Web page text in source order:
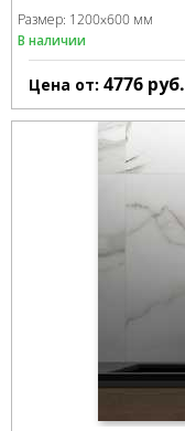
Размер: 1200x600 мм
В наличии
Цена от: 4776 руб.